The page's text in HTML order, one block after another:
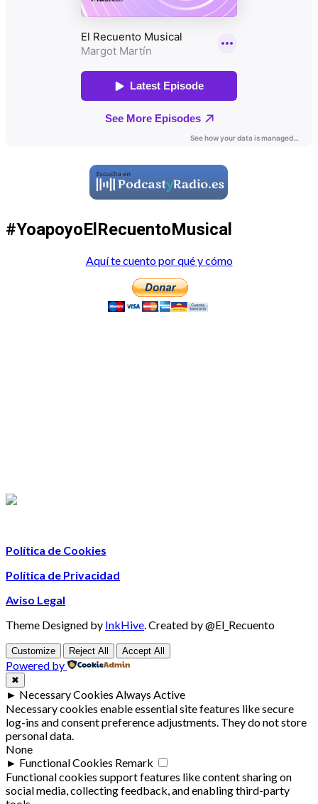
#YoapoyoElRecuentoMusical
Aquí te cuento por qué y cómo
Política de Cookies
Política de Privacidad
Aviso Legal
Theme Designed by InkHive.Created by @El_Recuento
Customize Reject All Accept All
Powered by
✖
► Necessary Cookies Always Active
Necessary cookies enable essential site features like secure
log-ins and consent preference adjustments. They do not store
personal data.
None
► Functional Cookies Remark
Functional cookies support features like content sharing on
social media, collecting feedback, and enabling third-party